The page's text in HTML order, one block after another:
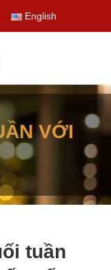
English
VỚI
tuần